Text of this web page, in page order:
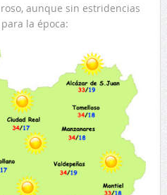
aunque sin estridencias
la época: